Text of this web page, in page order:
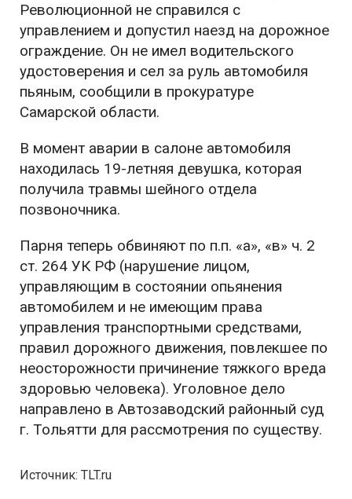
Революционной не справился с
управлением и допустил наезд на дорожное
ограждение. Он не имел водительского
удостоверения и сел за руль автомобиля
пьяным, сообщили в прокуратуре
Самарской области.
В момент аварии в салоне автомобиля
находилась 19-летняя девушка, которая
получила травмы шейного отдела
позвоночника.
Парня теперь обвиняют по п.п. «а», «в» ч. 2
ст. 264 УК РФ (нарушение лицом,
управляющим в состоянии опьянения
автомобилем и не имеющим права
управления транспортными средствами,
правил дорожного движения, повлекшее по
неосторожности причинение тяжкого вреда
здоровью человека). Уголовное дело
направлено в Автозаводский районный суд
г. Тольятти для рассмотрения по существу.
Источник: TLT.ru